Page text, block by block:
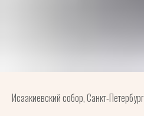
Исаакиевский собор, Санкт-Петербург